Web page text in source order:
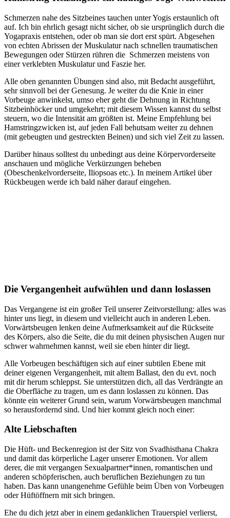
Schmerzen nahe des Sitzbeines tauchen unter Yogis erstaunlich oft
auf. Ich bin ehrlich gesagt nicht sicher, ob sie ursprünglich durch die
Yogapraxis entstehen, oder ob man sie dort erst spürt. Abgesehen
von echten Abrissen der Muskulatur nach schnellen traumatischen
Bewegungen oder Stürzen rühren die Schmerzen meistens von
einer verklebten Muskulatur und Faszie her.
Alle oben genannten Übungen sind also, mit Bedacht ausgeführt,
sehr sinnvoll bei der Genesung. Je weiter du die Knie in einer
Vorbeuge anwinkelst, umso eher geht die Dehnung in Richtung
Sitzbeinhöcker und umgekehrt; mit diesem Wissen kannst du selbst
steuern, wo die Intensität am größten ist. Meine Empfehlung bei
Hamstringzwicken ist, auf jeden Fall behutsam weiter zu dehnen
(mit gebeugten und gestreckten Beinen) und sich viel Zeit zu lassen.
Darüber hinaus solltest du unbedingt aus deine Körpervorderseite
anschauen und mögliche Verkürzungen beheben
(Obeschenkelvorderseite, Iliopsoas etc.). In meinem Artikel über
Rückbeugen werde ich bald näher darauf eingehen.
Die Vergangenheit aufwühlen und dann loslassen
Das Vergangene ist ein großer Teil unserer Zeitvorstellung: alles was
hinter uns liegt, in diesem und vielleicht auch in anderen Leben.
Vorwärtsbeugen lenken deine Aufmerksamkeit auf die Rückseite
des Körpers, also die Seite, die du mit deinen physischen Augen nur
schwer wahrnehmen kannst, weil sie eben hinter dir liegt.
Alle Vorbeugen beschäftigen sich auf einer subtilen Ebene mit
deiner eigenen Vergangenheit, mit altem Ballast, den du evt. noch
mit dir herum schleppst. Sie unterstützen dich, all das Verdrängte an
die Oberfläche zu tragen, um es dann loslassen zu können. Das
könnte ein weiterer Grund sein, warum Vorwärtsbeugen manchmal
so herausfordernd sind. Und hier kommt gleich noch einer:
Alte Liebschaften
Die Hüft- und Beckenregion ist der Sitz von Svadhisthana Chakra
und damit das körperliche Lager unserer Emotionen. Vor allem
derer, die mit vergangen Sexualpartner*innen, romantischen und
anderen schöpferischen, auch beruflichen Beziehungen zu tun
haben. Das kann unangenehme Gefühle beim Üben von Vorbeugen
oder Hüftöffnern mit sich bringen.
Ehe du dich jetzt aber in einem gedanklichen Trauerspiel verlierst,